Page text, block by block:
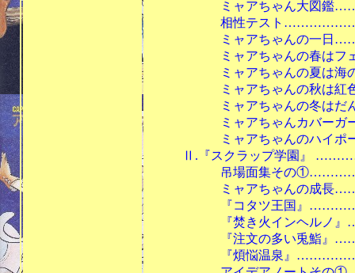
ミャアちゃん大図鑑
相性テスト
ミャアちゃんの一日
ミャアちゃんの春はフ
ミャアちゃんの夏は海
ミャアちゃんの秋は
ミャアちゃんの冬はだ
ミャアちゃんカバーガー
ミャアちゃんのハイポ
Ⅱ.『スクラップ学園』
吊場面集その
ミャアちゃんの成長
『コタツ王国』
『焚き火インヘルノ
『注文の多い兎鮨』
『煩悩温泉』